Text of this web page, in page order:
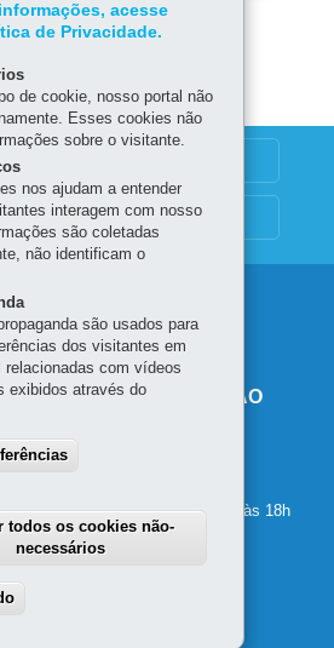
ESTADO DA EDUCAÇÃO
-Curitiba
de segunda a sexta-feira, das 8h às 18h
acesse
de Privacidade.
de cookie, nosso portal não
Esses cookies não
sobre o visitante.
nos ajudam a entender
interagem com nosso
são coletadas
não identificam o
são usados para
dos visitantes em
relacionadas com vídeos
exibidos através do
todos os cookies não-
necessários